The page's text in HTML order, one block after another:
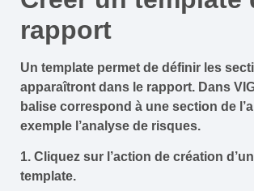
rapport
Un template permet de définir les
apparaîtront dans le rapport. Dans
balise correspond à une section de
exemple l’analyse de risques.
1. Cliquez sur l’action de création
template.